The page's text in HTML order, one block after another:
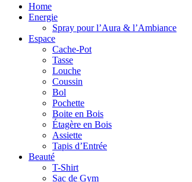
Home
Energie
Spray pour l’Aura & l’Ambiance
Espace
Cache-Pot
Tasse
Louche
Coussin
Bol
Pochette
Boite en Bois
Étagère en Bois
Assiette
Tapis d’Entrée
Beauté
T-Shirt
Sac de Gym